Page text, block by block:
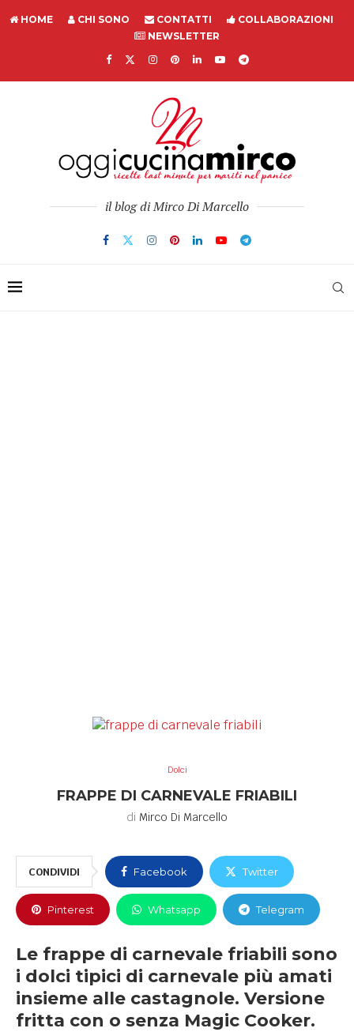
HOME CHI SONO CONTATTI
COLLABORAZIONI
NEWSLETTER
il blog di Mirco Di Marcello
Dolci
FRAPPE DI CARNEVALE FRIABILI
di Mirco Di Marcello
CONDIVIDI Facebook Twitter
Pinterest Whatsapp Telegram
Le frappe di carnevale friabili sono
i dolci tipici di carnevale più amati
insieme alle castagnole. Versione
fritta con o senza Magic Cooker.